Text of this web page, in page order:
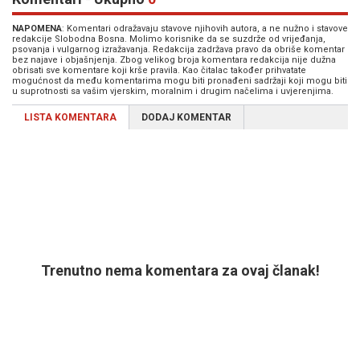
NAPOMENA: Komentari odražavaju stavove njihovih autora, a ne nužno i stavove
redakcije Slobodna Bosna. Molimo korisnike da se suzdrže od vrijeđanja,
psovanja i vulgarnog izražavanja. Redakcija zadržava pravo da obriše komentar
bez najave i objašnjenja. Zbog velikog broja komentara redakcija nije dužna
obrisati sve komentare koji krše pravila. Kao čitalac također prihvatate
mogućnost da među komentarima mogu biti pronađeni sadržaji koji mogu biti
u suprotnosti sa vašim vjerskim, moralnim i drugim načelima i uvjerenjima.
LISTA KOMENTARA DODAJ KOMENTAR
Trenutno nema komentara za ovaj članak!